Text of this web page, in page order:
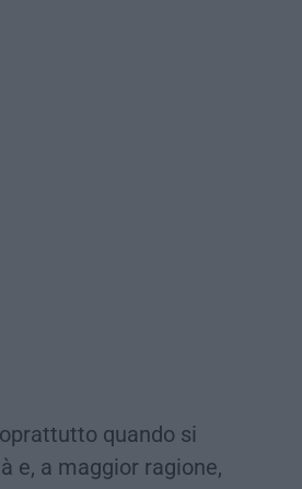
quando si
e, a maggior ragione,